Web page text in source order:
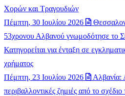
Χορών και Τραγουδιών
Πέμπτη, 30 Ιουλίου 2026
53χρονου Αλβανού γνωμοδότησε το
Κατηγορείται για ένταξη σε
χρήματος
Πέμπτη, 23 Ιουλίου 2026
Αλβανία:
περιβαλλοντικές ζημιές από το